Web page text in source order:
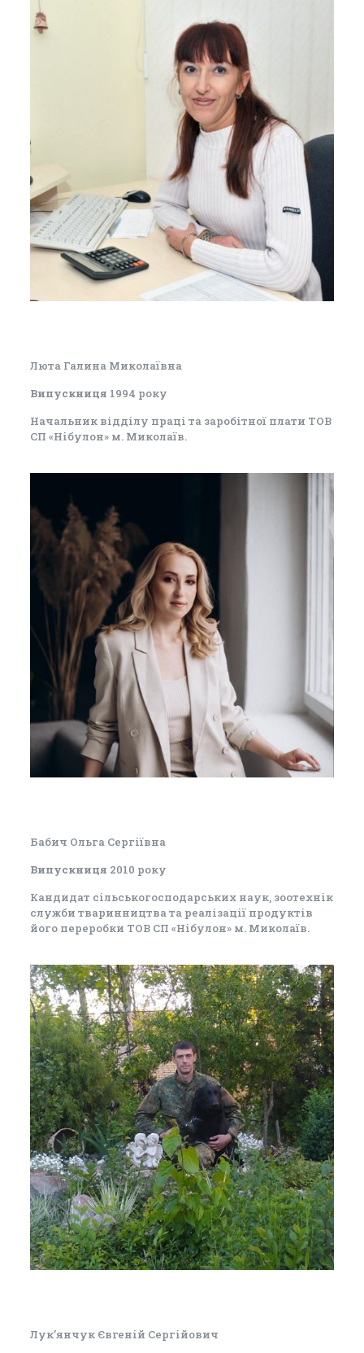
Люта Галина Миколаївна
Випускниця 1994 року
Начальник відділу праці та заробітної плати ТОВ
СП «Нібулон» м. Миколаїв.
Бабич Ольга Сергіївна
Випускниця 2010 року
Кандидат сільськогосподарських наук, зоотехнік
служби тваринництва та реалізації продуктів
його переробки ТОВ СП «Нібулон» м. Миколаїв.
Лук’янчук Євгеній Сергійович